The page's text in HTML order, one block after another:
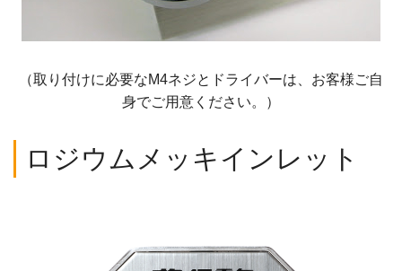
（取り付けに必要なM4ネジとドライバーは、お客様ご自
身でご用意ください。）
ロジウムメッキインレット